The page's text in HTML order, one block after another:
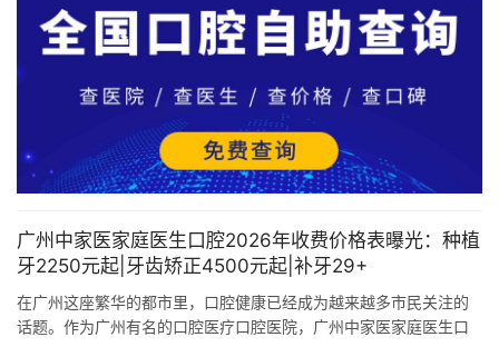
广州中家医家庭医生口腔2026年收费价格表曝光：种植
牙2250元起|牙齿矫正4500元起|补牙29+
在广州这座繁华的都市里，口腔健康已经成为越来越多市民关注的
话题。作为广州有名的口腔医疗口腔医院，广州中家医家庭医生口